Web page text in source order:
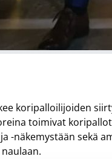
koripalloilijoiden
toimivat
-näkemystään sekä